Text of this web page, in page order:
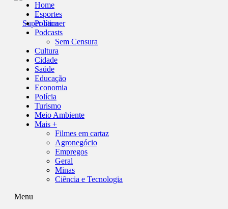
Home
Esportes
Política
Podcasts
Sem Censura
Cultura
Cidade
Saúde
Educação
Economia
Polícia
Turismo
Meio Ambiente
Mais +
Filmes em cartaz
Agronegócio
Empregos
Geral
Minas
Ciência e Tecnologia
Menu